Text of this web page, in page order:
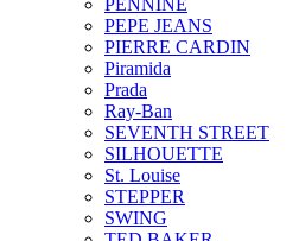
PEPE JEANS
PIERRE CARDIN
Piramida
Prada
Ray-Ban
SEVENTH STREET
SILHOUETTE
St. Louise
STEPPER
SWING